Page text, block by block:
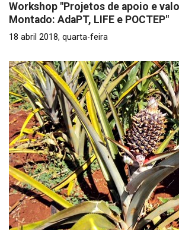
Workshop "Projetos de apoio e
Montado: AdaPT, LIFE e POCTEP"
18 abril 2018, quarta-feira